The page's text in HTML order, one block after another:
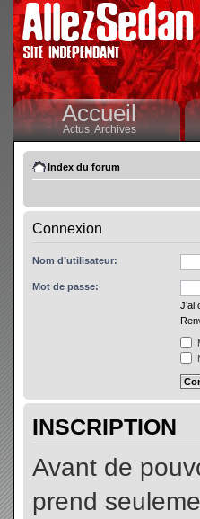
Accueil
Actus,Archives
Index du forum
Connexion
Nom d’utilisateur:
Mot de passe:
J’ai
INSCRIPTION
Avant de
prend